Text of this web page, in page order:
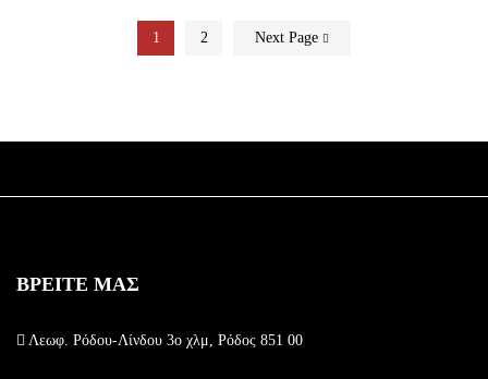
1 2 Next Page
ΒΡΕΙΤΕ ΜΑΣ
Λεωφ. Ρόδου-Λίνδου 3ο χλμ, Ρόδος 851 00